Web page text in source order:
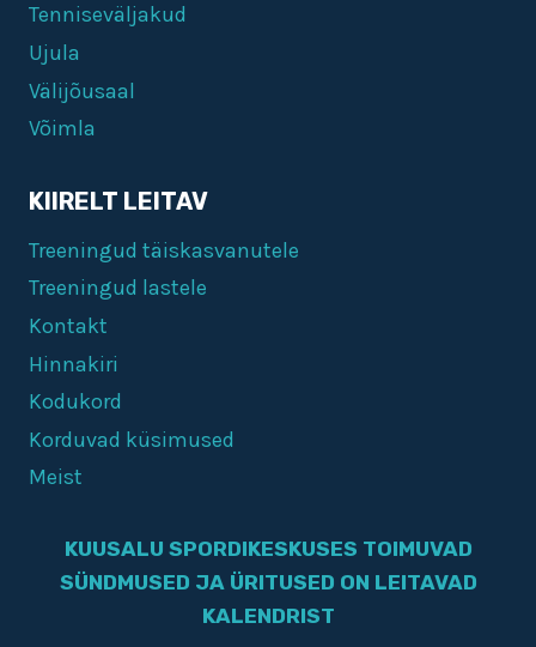
Tenniseväljakud
Ujula
Välijõusaal
Võimla
KIIRELT LEITAV
Treeningud täiskasvanutele
Treeningud lastele
Kontakt
Hinnakiri
Kodukord
Korduvad küsimused
Meist
KUUSALU SPORDIKESKUSES TOIMUVAD
SÜNDMUSED JA ÜRITUSED ON LEITAVAD
KALENDRIST